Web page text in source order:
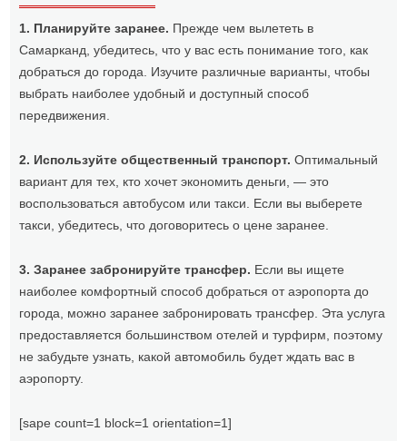
1. Планируйте заранее. Прежде чем вылететь в
Самарканд, убедитесь, что у вас есть понимание того, как
добраться до города. Изучите различные варианты, чтобы
выбрать наиболее удобный и доступный способ
передвижения.
2. Используйте общественный транспорт. Оптимальный
вариант для тех, кто хочет экономить деньги, — это
воспользоваться автобусом или такси. Если вы выберете
такси, убедитесь, что договоритесь о цене заранее.
3. Заранее забронируйте трансфер. Если вы ищете
наиболее комфортный способ добраться от аэропорта до
города, можно заранее забронировать трансфер. Эта услуга
предоставляется большинством отелей и турфирм, поэтому
не забудьте узнать, какой автомобиль будет ждать вас в
аэропорту.
[sape count=1 block=1 orientation=1]